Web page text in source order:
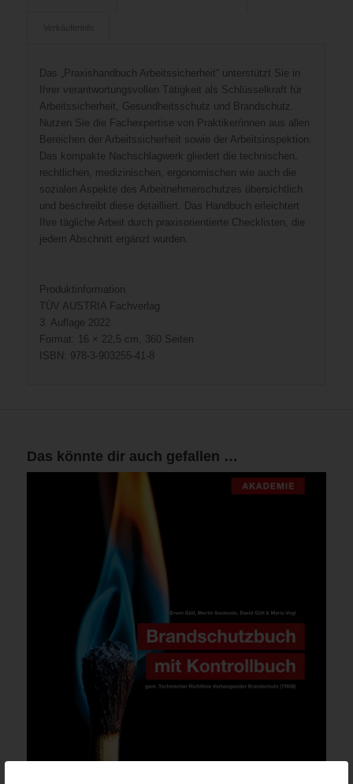
Das „Praxishandbuch Arbeitssicherheit“ unterstützt Sie in
Ihrer verantwortungsvollen Tätigkeit als Schlüsselkraft für
Arbeitssicherheit, Gesundheitsschutz und Brandschutz.
Nutzen Sie die Fachexpertise von Praktiker/innen aus allen
Bereichen der Arbeitssicherheit sowie der Arbeitsinspektion.
Das kompakte Nachschlagwerk gliedert die technischen,
rechtlichen, medizinischen, ergonomischen wie auch die
sozialen Aspekte des Arbeitnehmerschutzes übersichtlich
und beschreibt diese detailliert. Das Handbuch erleichtert
Ihre tägliche Arbeit durch praxisorientierte Checklisten, die
jedem Abschnitt ergänzt wurden.
Produktinformation
TÜV AUSTRIA Fachverlag
3. Auflage 2022
Format: 16 × 22,5 cm, 360 Seiten
ISBN: 978-3-903255-41-8
Das könnte dir auch gefallen …